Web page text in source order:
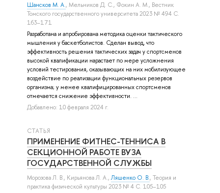
Шансков М. А., Мельников Д. С., Фокин А. М., Вестник
Томского государственного университета 2023 № 494 С.
163–171
Разработана и апробирована методика оценки тактического
мышления у баскетболистов. Сделан вывод, что
эффективность решения тактических задач у спортсменов
высокой квалификации нарастает по мере усложнения
условий тестирования, оказывающих на них мобилизующее
воздействие по реализации функциональных резервов
организма; у менее квалифицированных спортсменов
отмечается снижение эффективности. ...
Добавлено: 10 февраля 2024 г.
СТАТЬЯ
ПРИМЕНЕНИЕ ФИТНЕС-ТЕННИСА В
СЕКЦИОННОЙ РАБОТЕ ВУЗА
ГОСУДАРСТВЕННОЙ СЛУЖБЫ
Морозова Л. В., Кирьянова Л. А.,Ляшенко О. В., Теория и
практика физической культуры 2023 № 4 С. 105–105